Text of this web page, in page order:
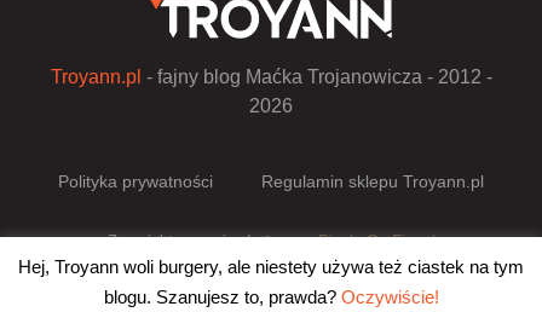
Troyann.pl - fajny blog Maćka Trojanowicza - 2012 -
2026
Polityka prywatności Regulamin sklepu Troyann.pl
Zaprojektowano i wdrożono wPixels On Fire.pl
Hej, Troyann woli burgery, ale niestety używa też ciastek na tym
blogu. Szanujesz to, prawda? Oczywiście!